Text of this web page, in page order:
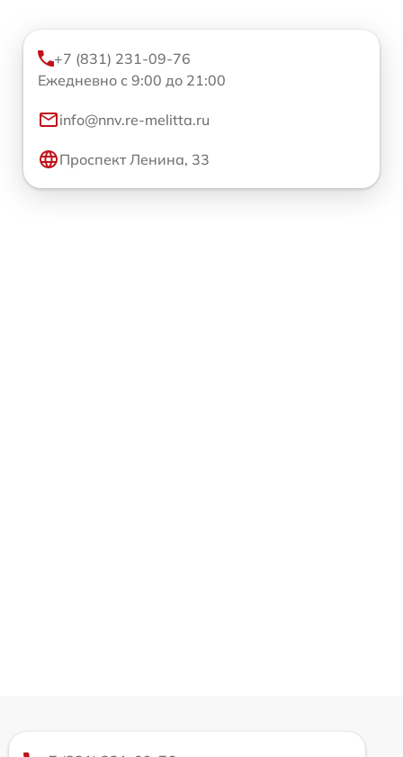
+7 (831) 231-09-76
Ежедневно с 9:00 до 21:00
info@nnv.re-melitta.ru
Проспект Ленина, 33